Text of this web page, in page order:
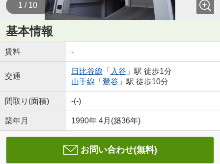
1 / 10
基本情報
賃料 -
交通
日比谷線 「 入谷 」駅 徒歩1分
山手線 「 鶯谷 」駅 徒歩10分
間取り(面積) -(-)
築年月 1990年 4月(築36年)
お問い合わせ(無料)